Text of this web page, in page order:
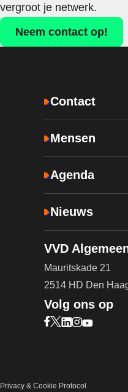
vergroot je netwerk.
Neem contact op!
Contact
Mensen
Agenda
Nieuws
VVD
Mauritskade 21
2514 HD Den
Volg ons op
Bezoek onze
Bezoek onze X
Bezoek onze
Bezoek
Bezoek
Privacy & Cookie Protocol